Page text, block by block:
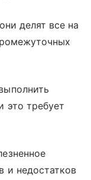
делят все на
это требует
и недостатков